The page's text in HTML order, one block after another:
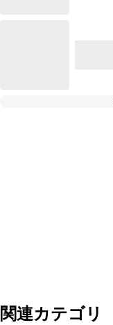
関連カテゴリ